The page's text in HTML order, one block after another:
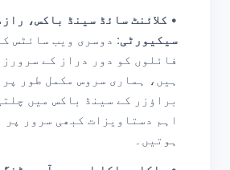
• کلائنٹ سائڈ سینڈ باکس،
سیکیورٹی: دوسری ویب سائٹس
فائلوں کو دور دراز کے
ہیں، ہماری سروس مکمل طور
براؤزر کے سینڈ باکس میں
اہم دستاویزات کبھی سرور پر
ہوتیں۔